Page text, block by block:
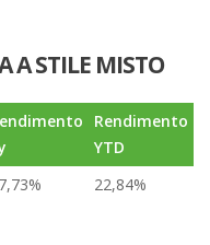
A STILE MISTO
Rendimento
YTD
22,84%